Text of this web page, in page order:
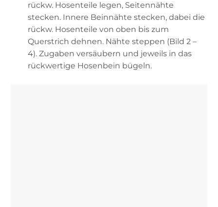
rückw. Hosenteile legen, Seitennähte
stecken. Innere Beinnähte stecken, dabei die
rückw. Hosenteile von oben bis zum
Querstrich dehnen. Nähte steppen (Bild 2 –
4). Zugaben versäubern und jeweils in das
rückwertige Hosenbein bügeln.